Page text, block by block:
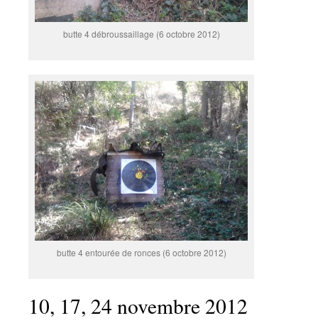
butte 4 débroussaillage (6 octobre 2012)
butte 4 entourée de ronces (6 octobre 2012)
10, 17, 24 novembre 2012